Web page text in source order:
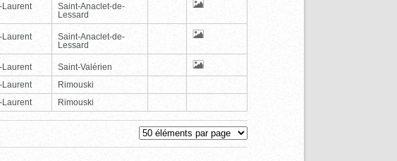
Laurent
Saint-Anaclet-de-
Lessard
Laurent
Saint-Anaclet-de-
Lessard
Laurent
Saint-Valérien
Laurent
Rimouski
Laurent Rimouski